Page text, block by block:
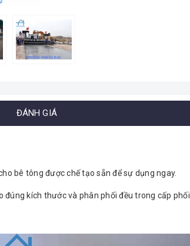
ĐÁNH GIÁ
bê tông được chế tạo sẵn để sự dụng ngay.
đúng kích thước và phân phối đều trong cấp phối